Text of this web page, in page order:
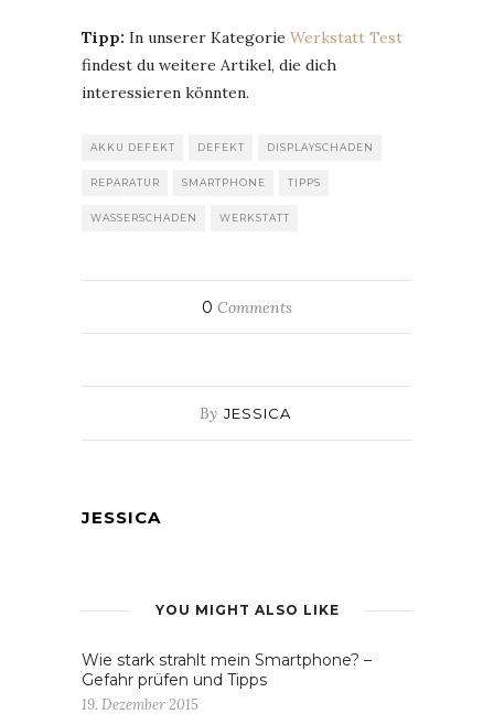
Tipp: In unserer Kategorie Werkstatt Test
findest du weitere Artikel, die dich
interessieren könnten.
AKKU DEFEKT DEFEKT DISPLAYSCHADEN
REPARATUR SMARTPHONE TIPPS
WASSERSCHADEN WERKSTATT
0 Comments
By JESSICA
JESSICA
YOU MIGHT ALSO LIKE
Wie stark strahlt mein Smartphone? –
Gefahr prüfen und Tipps
19. Dezember 2015